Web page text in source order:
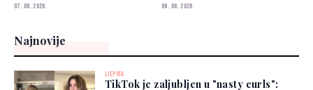
biramo šminku
07. 08. 2026. 06. 08. 2026.
Najnovije
LJEPOTA
TikTok je zaljubljen u "nasty curls":